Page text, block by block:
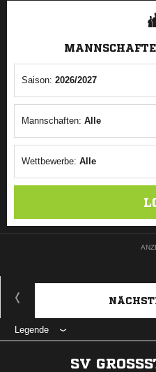
Saison: 2026/2027
Mannschaften: Alle
Wettbewerbe: Alle
Legende
SV